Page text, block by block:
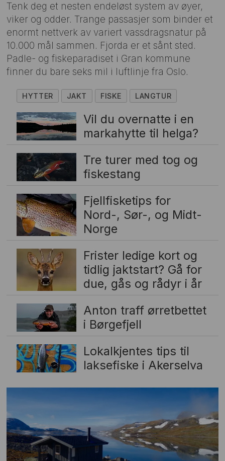
Tenk deg et nesten endeløst system av øyer,
viker og odder. Trange passasjer som binder et
enormt nettverk av variert vassdragsnatur på
10.000 mål sammen. Fjorda er et sånt sted.
Padle- og fiskeparadiset i Gran kommune
finner du bare seks mil i luftlinje fra Oslo.
HYTTER JAKT FISKE LANGTUR
Vil du overnatte i en
markahytte til helga?
Tre turer med tog og
fiskestang
Fjellfisketips for
Nord-, Sør-, og Midt-
Norge
Frister ledige kort og
tidlig jaktstart? Gå for
due, gås og rådyr i år
Anton traff ørretbettet
i Børgefjell
Lokalkjentes tips til
laksefiske i Akerselva